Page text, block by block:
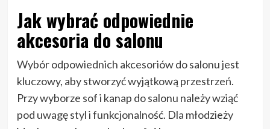
Jak wybrać odpowiednie
akcesoria do salonu
Wybór odpowiednich akcesoriów do salonu jest
kluczowy, aby stworzyć wyjątkową przestrzeń.
Przy wyborze sof i kanap do salonu należy wziąć
pod uwagę styl i funkcjonalność. Dla młodzieży